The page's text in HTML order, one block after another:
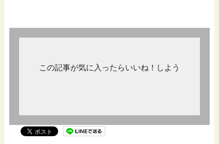
この記事が気に入ったらいいね！しよう